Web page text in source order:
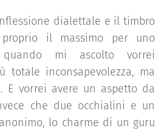
dialettale e il timbro
il massimo per uno
mi ascolto vorrei
totale inconsapevolezza, ma
E vorrei avere un aspetto da
che due occhialini e un
lo charme di un guru